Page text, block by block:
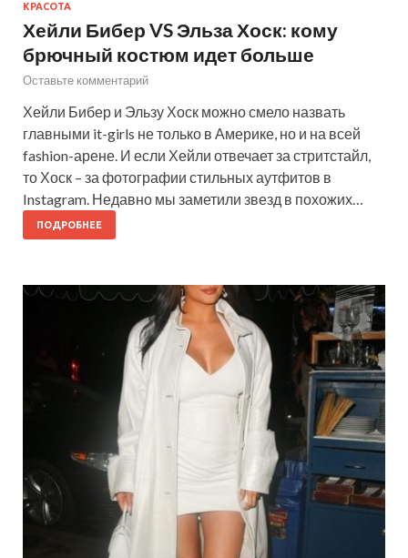
КРАСОТА
Хейли Бибер VS Эльза Хоск: кому
брючный костюм идет больше
Оставьте комментарий
Хейли Бибер и Эльзу Хоск можно смело назвать
главными it-girls не только в Америке, но и на всей
fashion-арене. И если Хейли отвечает за стритстайл,
то Хоск – за фотографии стильных аутфитов в
Instagram. Недавно мы заметили звезд в похожих…
ПОДРОБНЕЕ